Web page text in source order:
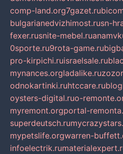
comp-land.org7gazet.ru
bulgarianedvizhimost.rusn-
fexer.rusnite-mebel.ru
0sporte.ru9rota-game.ru
pro-kirpichi.ruisraelsale.ru
mynances.orgladalike.ru
odnokartinki.ruhtccare.ru
oysters-digital.ruo-
myremont.orgportal-
superdeutsch.ru
mypetslife.orgwarren-
infoelectrik.ru